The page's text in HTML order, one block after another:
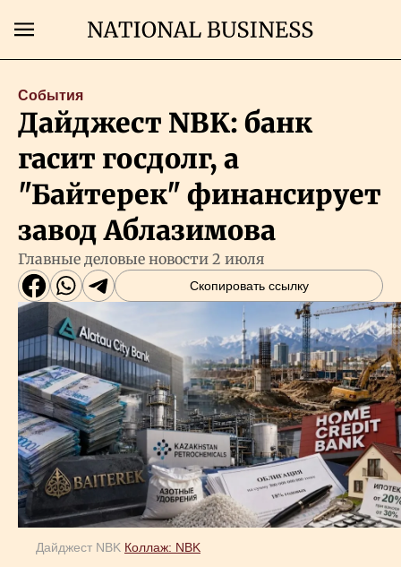
Главная
Экономика
Бизнес
Рынки
Технологии
Власть
Геополитика
Исследования
События
Дайджест NBK: банк
гасит госдолг, а
"Байтерек" финансирует
завод Аблазимова
Главные деловые новости 2 июля
Скопировать ссылку
Дайджест NBK Коллаж: NBK